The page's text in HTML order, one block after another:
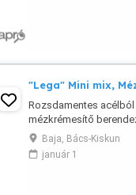
"Lega" Mini mix,
Rozsdamentes
mézkrémesítő
kapacitása 100 kg,
magassága 500 mm.
mm átmérőjű
Baja, Bács-Kiskun
január 1